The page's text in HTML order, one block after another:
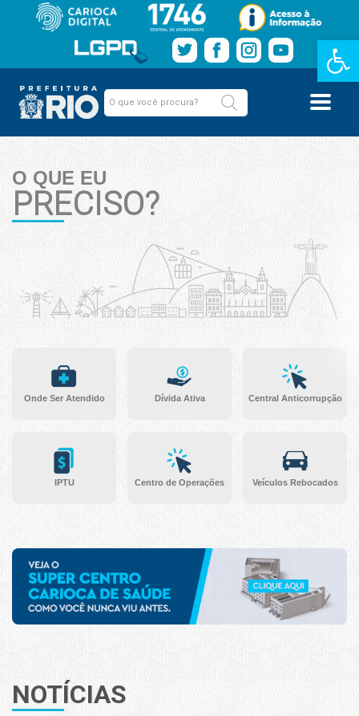
Barra de
O QUE EU
PRECISO?
Onde Ser Atendido
IPTU
Dívida Ativa
Centro de Operações
Central Anticorrupção
Veículos Rebocados
NOTÍCIAS